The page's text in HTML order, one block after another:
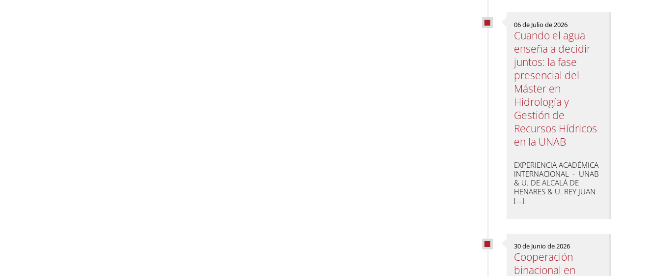
06 de Julio de 2026
Cuando el agua
enseña a decidir
juntos: la fase
presencial del
Máster en
Hidrología y
Gestión de
Recursos Hídricos
en la UNAB
EXPERIENCIA ACADÉMICA
INTERNACIONAL · UNAB
& U. DE ALCALÁ DE
HENARES & U. REY JUAN
[…]
30 de Junio de 2026
Cooperación
binacional en